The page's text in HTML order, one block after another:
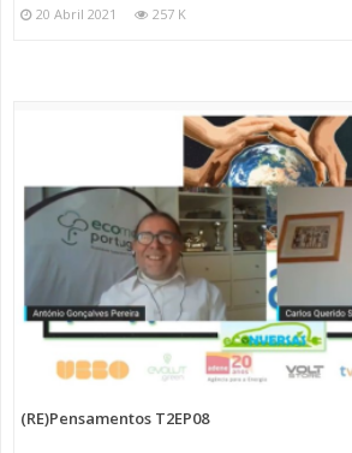
20 Abril 2021 257 K
(RE)Pensamentos T2EP08